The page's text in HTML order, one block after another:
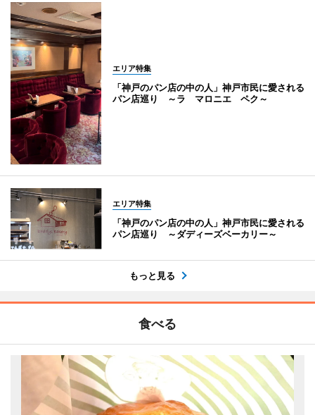
エリア特集
「神戸のパン店の中の人」神戸市民に愛される
パン店巡り ～ラ マロニエ ペク～
エリア特集
「神戸のパン店の中の人」神戸市民に愛される
パン店巡り ～ダディーズベーカリー～
もっと見る
食べる